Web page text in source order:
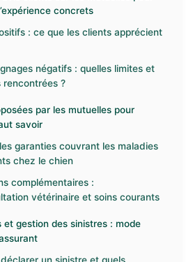
concrets
: ce que les clients apprécient
négatifs : quelles limites et
?
par les mutuelles pour
savoir
garanties couvrant les maladies
chez le chien
complémentaires :
vétérinaire et soins courants
et gestion des sinistres : mode